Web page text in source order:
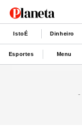
IstoÉ Dinheiro
Esportes Menu